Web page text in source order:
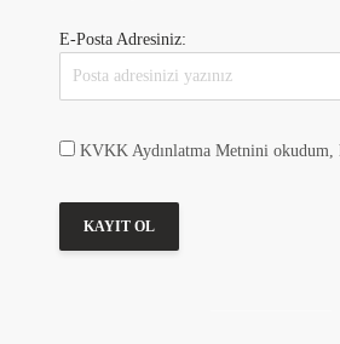
E-Posta Adresiniz:
KVKK Aydınlatma Metnini okudum,